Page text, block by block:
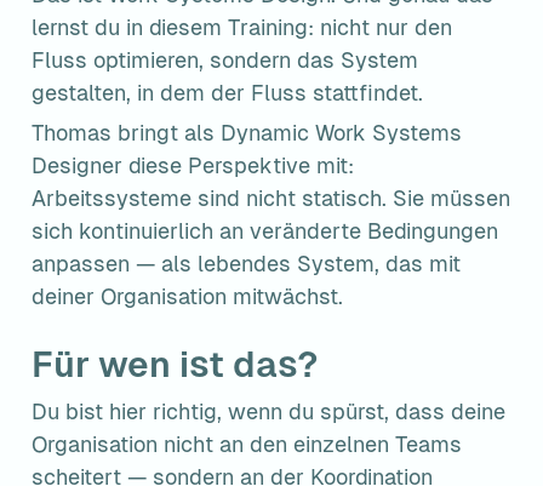
lernst du in diesem Training: nicht nur den
Fluss optimieren, sondern das System
gestalten, in dem der Fluss stattfindet.
Thomas bringt als Dynamic Work Systems
Designer diese Perspektive mit:
Arbeitssysteme sind nicht statisch. Sie müssen
sich kontinuierlich an veränderte Bedingungen
anpassen — als lebendes System, das mit
deiner Organisation mitwächst.
Für wen ist das?
Du bist hier richtig, wenn du spürst, dass deine
Organisation nicht an den einzelnen Teams
scheitert — sondern an der Koordination